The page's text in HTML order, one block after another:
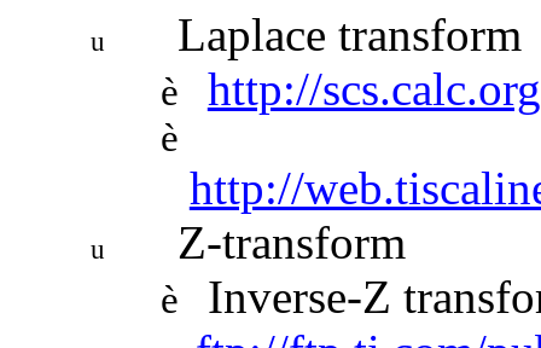
u Laplace transform
è http://
è
http://
u Z-transform
è
Inverse-Z